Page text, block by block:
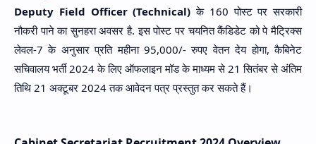
Deputy Field Officer (Technical) के 160 पोस्ट पर सरकारी
नौकरी पाने का सुनहरा अवसर है. इस पोस्ट पर चयनित कैंडिडेट को पे मैट्रिक्स
लेवल-7 के अनुसार प्रति महीना 95,000/- रुपए वेतन देय होगा, कैबिनेट
सचिवालय भर्ती 2024 के लिए ऑफलाइन मॉड के माध्यम से 21 सितंबर से अंतिम
तिथि 21 अक्टूबर 2024 तक आवेदन पत्र प्रस्तुत कर सकते हैं।